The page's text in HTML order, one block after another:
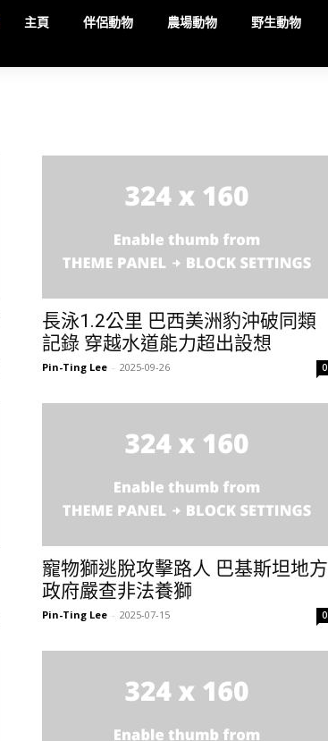
主頁 伴侶動物 農場動物 野生動物
長泳1.2公里 巴西美洲豹沖破同類
記錄 穿越水道能力超出設想
Pin-Ting Lee - 2025-09-26 0
寵物獅逃脫攻擊路人 巴基斯坦地方
政府嚴查非法養獅
Pin-Ting Lee - 2025-07-15 0